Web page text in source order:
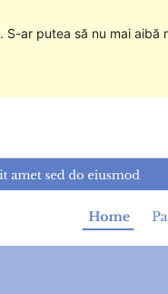
. S-ar putea să nu mai